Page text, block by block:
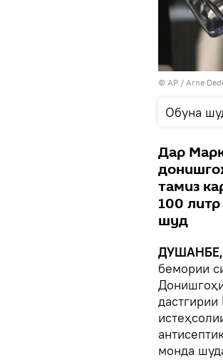
© AP / Arne
Обуна
Дар
тамиз
100
шуд
ДУШАНБЕ,
бемории
монда